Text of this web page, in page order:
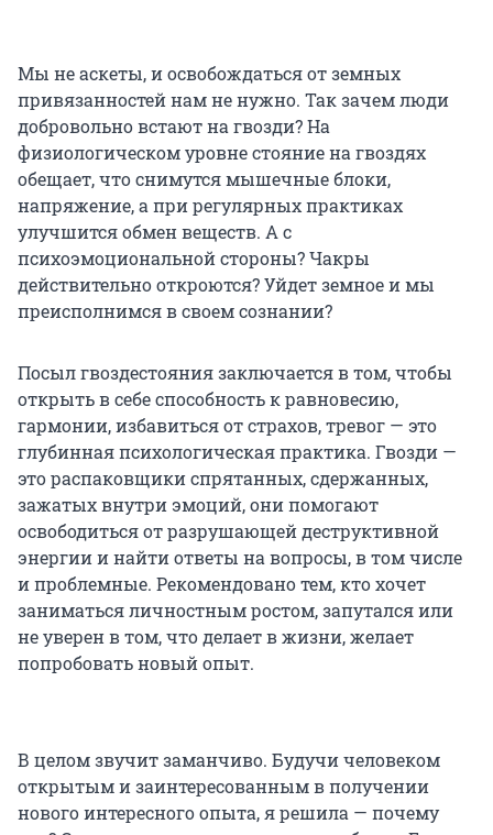
Мы не аскеты, и освобождаться от земных
привязанностей нам не нужно. Так зачем люди
добровольно встают на гвозди? На
физиологическом уровне стояние на гвоздях
обещает, что снимутся мышечные блоки,
напряжение, а при регулярных практиках
улучшится обмен веществ. А с
психоэмоциональной стороны? Чакры
действительно откроются? Уйдет земное и мы
преисполнимся в своем сознании?
Посыл гвоздестояния заключается в том, чтобы
открыть в себе способность к равновесию,
гармонии, избавиться от страхов, тревог — это
глубинная психологическая практика. Гвозди —
это распаковщики спрятанных, сдержанных,
зажатых внутри эмоций, они помогают
освободиться от разрушающей деструктивной
энергии и найти ответы на вопросы, в том числе
и проблемные. Рекомендовано тем, кто хочет
заниматься личностным ростом, запутался или
не уверен в том, что делает в жизни, желает
попробовать новый опыт.
В целом звучит заманчиво. Будучи человеком
открытым и заинтересованным в получении
нового интересного опыта, я решила — почему